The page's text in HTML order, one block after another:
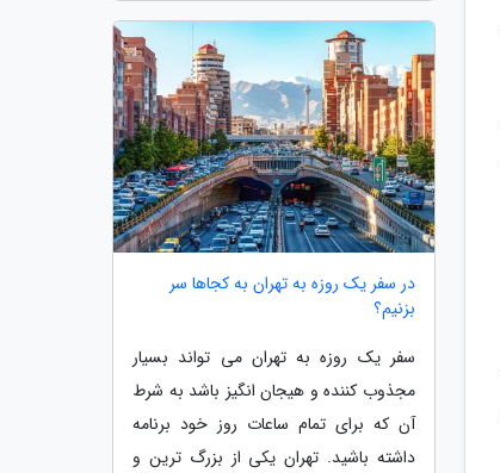
در سفر یک روزه به تهران به کجاها سر
بزنیم؟
سفر یک روزه به تهران می تواند بسیار
مجذوب کننده و هیجان انگیز باشد به شرط
آن که برای تمام ساعات روز خود برنامه
داشته باشید. تهران یکی از بزرگ ترین و